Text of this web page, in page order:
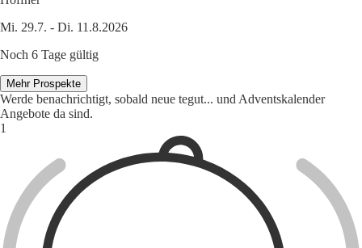
Mi. 29.7. - Di. 11.8.2026
Noch 6 Tage gültig
Mehr Prospekte
Werde benachrichtigt, sobald neue tegut... und Adventskalender
Angebote da sind.